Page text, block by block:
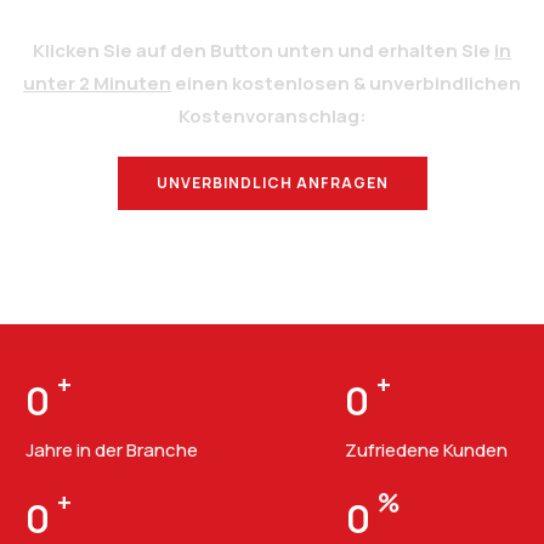
Klicken Sie auf den Button unten und erhalten Sie in
unter 2 Minuten einen kostenlosen & unverbindlichen
Kostenvoranschlag:
UNVERBINDLICH ANFRAGEN
0 +
Jahre in der Branche
0 +
Zufriedene Kunden
0 + 0 %